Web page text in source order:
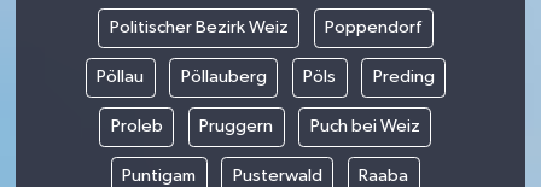
Politischer Bezirk Weiz Poppendorf
Pöllau Pöllauberg Pöls Preding
Proleb Pruggern Puch bei Weiz
Puntigam Pusterwald Raaba